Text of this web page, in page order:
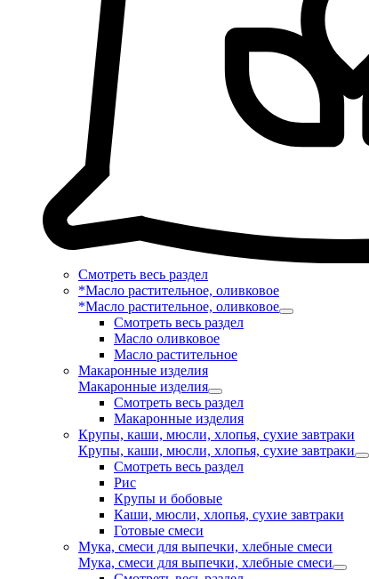
Смотреть весь раздел
*Масло растительное, оливковое
*Масло растительное, оливковое
Смотреть весь раздел
Масло оливковое
Масло растительное
Макаронные изделия
Макаронные изделия
Смотреть весь раздел
Макаронные изделия
Крупы, каши, мюсли, хлопья, сухие завтраки
Крупы, каши, мюсли, хлопья, сухие завтраки
Смотреть весь раздел
Рис
Крупы и бобовые
Каши, мюсли, хлопья, сухие завтраки
Готовые смеси
Мука, смеси для выпечки, хлебные смеси
Мука, смеси для выпечки, хлебные смеси